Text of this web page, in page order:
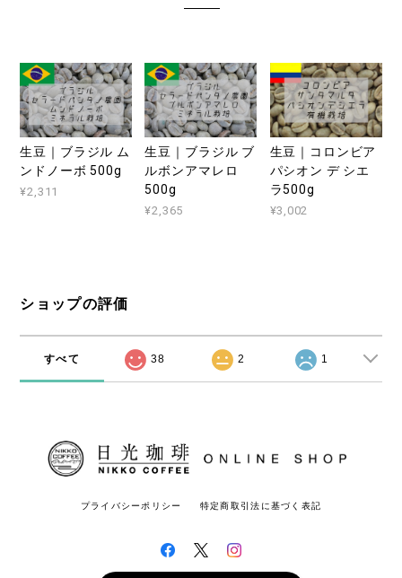
生豆｜ブラジル ム
ンドノーボ 500g
¥2,311
生豆｜ブラジル ブ
ルボンアマレロ
500g
¥2,365
生豆｜コロンビア
パシオン デ シエ
ラ500g
¥3,002
ショップの評価
すべて 38 2 1
プライバシーポリシー 特定商取引法に基づく表記